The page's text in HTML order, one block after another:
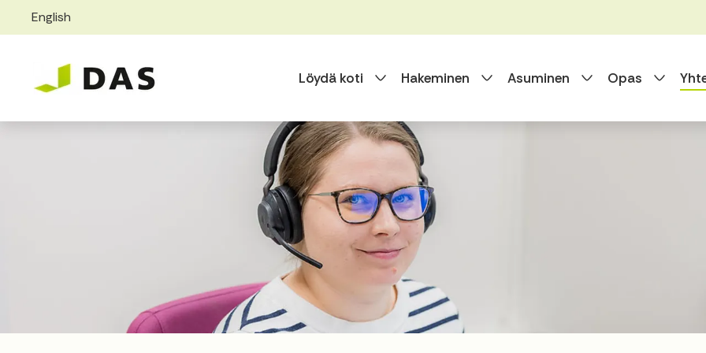
Skip to main content
English
Löydä koti Vaihda alasvetovalikkoa
Hakeminen Vaihda alasvetovalikkoa
Asuminen Vaihda
Opas